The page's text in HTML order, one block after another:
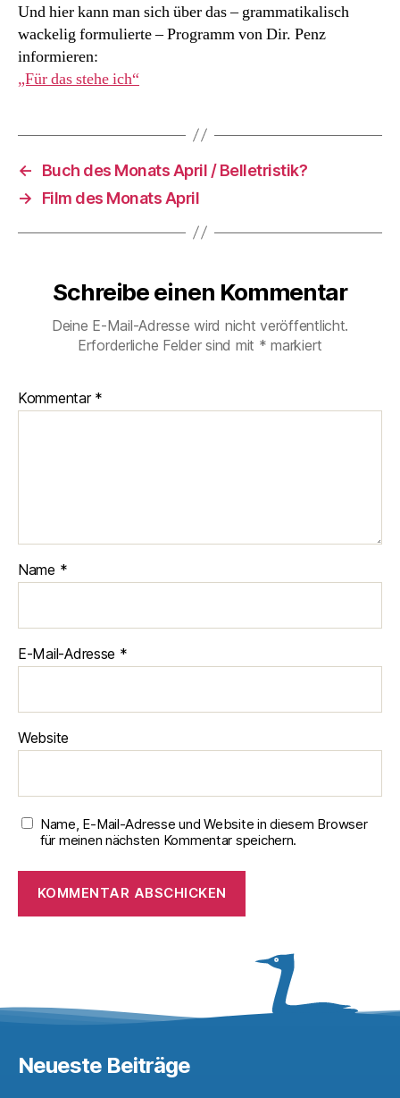
Und hier kann man sich über das – grammatikalisch
wackelig formulierte – Programm von Dir. Penz
informieren:
„Für das stehe ich“
←
Buch des Monats April / Belletristik?
→
Film des Monats April
Schreibe einen Kommentar
Deine E-Mail-Adresse wird nicht veröffentlicht.
Erforderliche Felder sind mit * markiert
Kommentar *
Name *
E-Mail-Adresse *
Website
Name, E-Mail-Adresse und Website in diesem Browser
für meinen nächsten Kommentar speichern.
Neueste Beiträge